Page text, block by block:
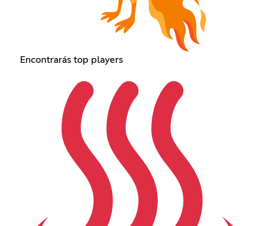
Encontrarás top players